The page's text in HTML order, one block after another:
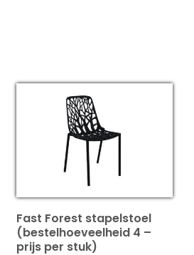
Fast Forest stapelstoel
(bestelhoeveelheid 4 –
prijs per stuk)